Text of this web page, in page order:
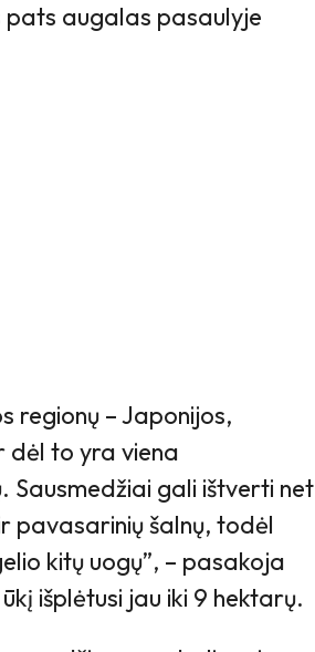
pats augalas pasaulyje
regionų – Japonijos,
dėl to yra viena
Sausmedžiai gali ištverti net
pavasarinių šalnų, todėl
kitų uogų”, – pasakoja
išplėtusi jau iki 9 hektarų.